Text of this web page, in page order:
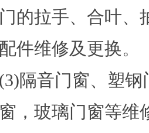
门的拉手、合叶、
配件维修及更换。
(3)隔音门窗、塑
窗，玻璃门窗等维